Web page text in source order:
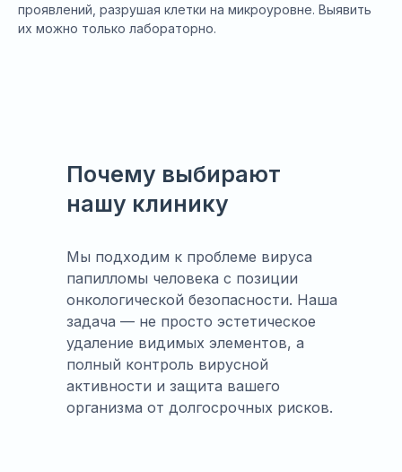
проявлений, разрушая клетки на микроуровне. Выявить
их можно только лабораторно.
Почему выбирают
нашу клинику
Мы подходим к проблеме вируса
папилломы человека с позиции
онкологической безопасности. Наша
задача — не просто эстетическое
удаление видимых элементов, а
полный контроль вирусной
активности и защита вашего
организма от долгосрочных рисков.